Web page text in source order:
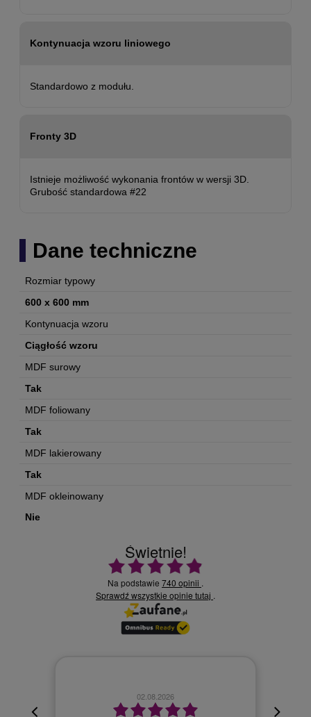
Kontynuacja wzoru liniowego
Standardowo z modułu.
Fronty 3D
Istnieje możliwość wykonania frontów w wersji 3D.
Grubość standardowa #22
Dane techniczne
Rozmiar typowy
600 x 600 mm
Kontynuacja wzoru
Ciągłość wzoru
MDF surowy
Tak
MDF foliowany
Tak
MDF lakierowany
Tak
MDF okleinowany
Nie
Świetnie!
Ocena średnia 4.9 na 5
Na podstawie 740 opinii .
Sprawdź wszystkie opinie tutaj .
02.08.2026